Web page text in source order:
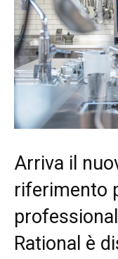
Arriva il
riferimento
Rational è